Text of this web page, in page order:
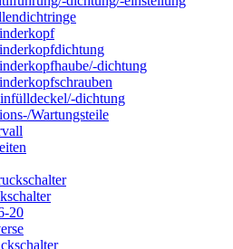
dichtung
dichtung
Wartungsteile
20